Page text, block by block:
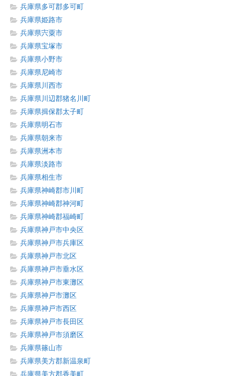
兵庫県多可郡多可町
兵庫県姫路市
兵庫県宍粟市
兵庫県宝塚市
兵庫県小野市
兵庫県尼崎市
兵庫県川西市
兵庫県川辺郡猪名川町
兵庫県揖保郡太子町
兵庫県明石市
兵庫県朝来市
兵庫県洲本市
兵庫県淡路市
兵庫県相生市
兵庫県神崎郡市川町
兵庫県神崎郡神河町
兵庫県神崎郡福崎町
兵庫県神戸市中央区
兵庫県神戸市兵庫区
兵庫県神戸市北区
兵庫県神戸市垂水区
兵庫県神戸市東灘区
兵庫県神戸市灘区
兵庫県神戸市西区
兵庫県神戸市長田区
兵庫県神戸市須磨区
兵庫県篠山市
兵庫県美方郡新温泉町
兵庫県美方郡香美町